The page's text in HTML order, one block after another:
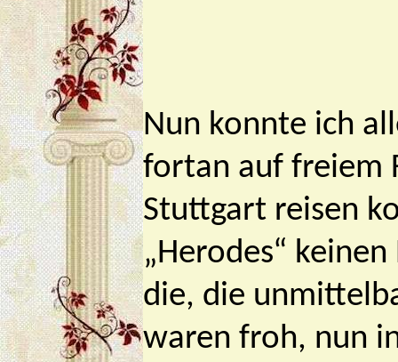
Nun konnte ich
fortan auf freiem
Stuttgart reisen
„Herodes“
die, die
waren froh, nun